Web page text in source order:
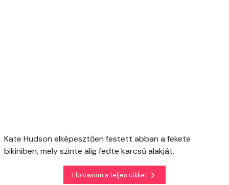
Kate Hudson elképesztően festett abban a fekete
bikiniben, mely szinte alig fedte karcsú alakját.
Elolvasom a teljes cikket